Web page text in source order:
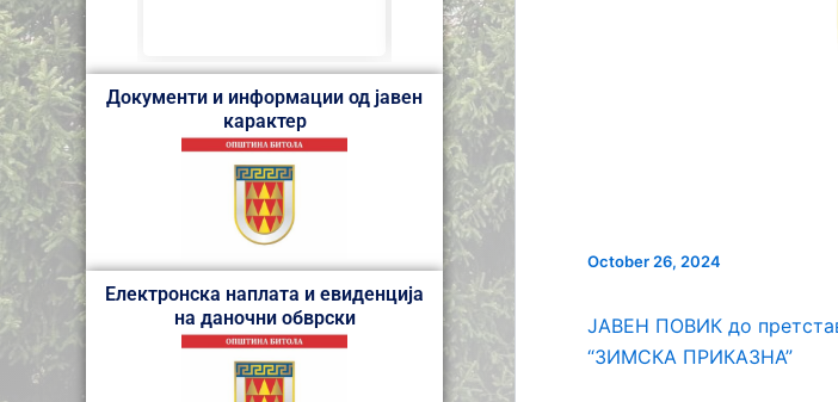
Документи и информации од јавен
карактер
Електронска наплата и евиденција
на даночни обврски
October 26, 2024
ЈАВЕН ПОВИК до
“ЗИМСКА ПРИКАЗНА”